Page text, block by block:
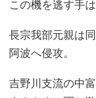
この機を逃す手
長宗我部元親は
阿波へ侵攻。
吉野川支流の中